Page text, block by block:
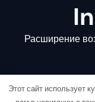
Расширение
Этот сайт использует